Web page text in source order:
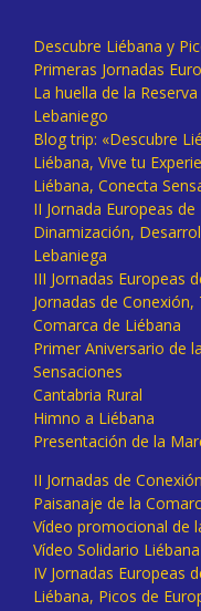
Descubre Liébana y
Primeras Jornadas
La huella de la
Lebaniego
Blog trip: «Descubre
Liébana, Vive tu
Liébana, Conecta
II Jornada Europeas
Dinamización,
Lebaniega
III Jornadas Europeas
Jornadas de
Comarca de Liébana
Primer Aniversario de
Sensaciones
Cantabria Rural
Himno a Liébana
Presentación de la
II Jornadas de
Paisanaje de la
Vídeo promocional de
Vídeo Solidario
IV Jornadas Europeas
Liébana, Picos de